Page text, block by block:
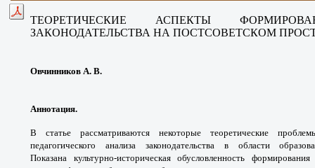
ТЕОРЕТИЧЕСКИЕ АСПЕКТЫ
ЗАКОНОДАТЕЛЬСТВА НА ПОСТСОВЕТСКОМ
Овчинников А. В.
Аннотация.
В статье рассматриваются некоторые теоретические
педагогического анализа законодательства в области
Показана культурно-историческая обусловленность формирования